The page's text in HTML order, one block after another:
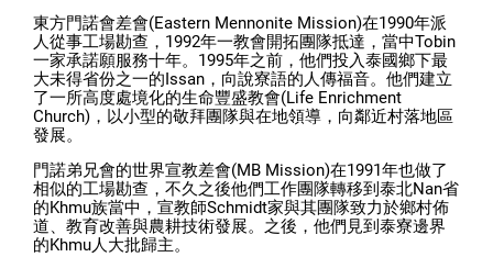
東方門諾會差會(Eastern Mennonite Mission)在1990年派
人從事工場勘查，1992年一教會開拓團隊抵達，當中Tobin
一家承諾願服務十年。1995年之前，他們投入泰國鄉下最
大未得省份之一的Issan，向說寮語的人傳福音。他們建立
了一所高度處境化的生命豐盛教會(Life Enrichment
Church)，以小型的敬拜團隊與在地領導，向鄰近村落地區
發展。
門諾弟兄會的世界宣教差會(MB Mission)在1991年也做了
相似的工場勘查，不久之後他們工作團隊轉移到泰北Nan省
的Khmu族當中，宣教師Schmidt家與其團隊致力於鄉村佈
道、教育改善與農耕技術發展。之後，他們見到泰寮邊界
的Khmu人大批歸主。